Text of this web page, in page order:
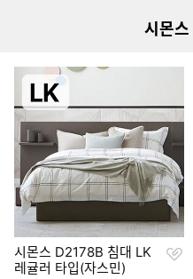
시몬스
시몬스 D2178B 침대 LK
레귤러 타입(자스민)
찜